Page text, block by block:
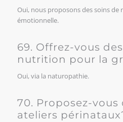
Oui, nous proposons des soins
émotionnelle.
69. Offrez-vous
nutrition pour la
Oui, via la naturopathie.
70. Proposez-vous
ateliers